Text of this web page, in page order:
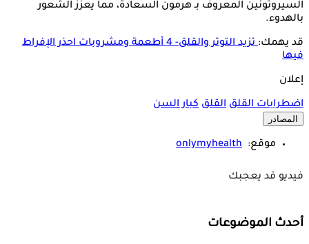
السيروتونين المعروف بـ هرمون السعادة، مما يعزز الشعور
بالهدوء.
قد يهمك:
تزيد التوتر والقلق- 4 أطعمة ومشروبات احذر الإفراط
فيها
إعلان
اضطرابات القلق القلق كبار السن
المصادر
موقع: onlymyhealth
فيديو قد يعجبك
أحدث الموضوعات